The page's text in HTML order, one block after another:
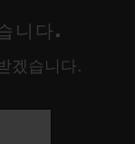
니다.
겠습니다.